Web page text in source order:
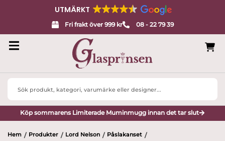
UTMÄRKT
Fri frakt över 999 kr 08 - 22 79 39
Search
Köp sommarens Limiterade Muminmugg innan det tar slut
Hem / Produkter / Lord Nelson / Påslakanset /